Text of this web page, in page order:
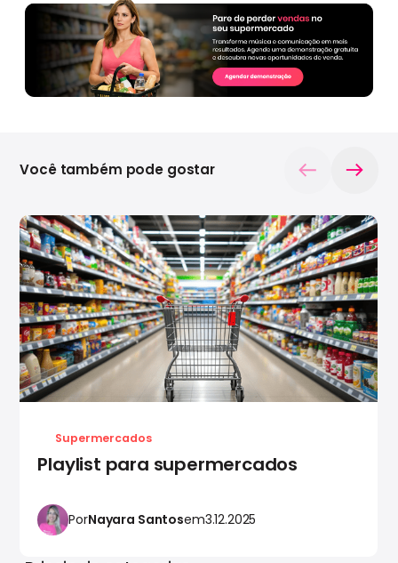
Supermercados
Playlist para supermercados
PorNayara Santosem3.12.2025
Você também pode gostar